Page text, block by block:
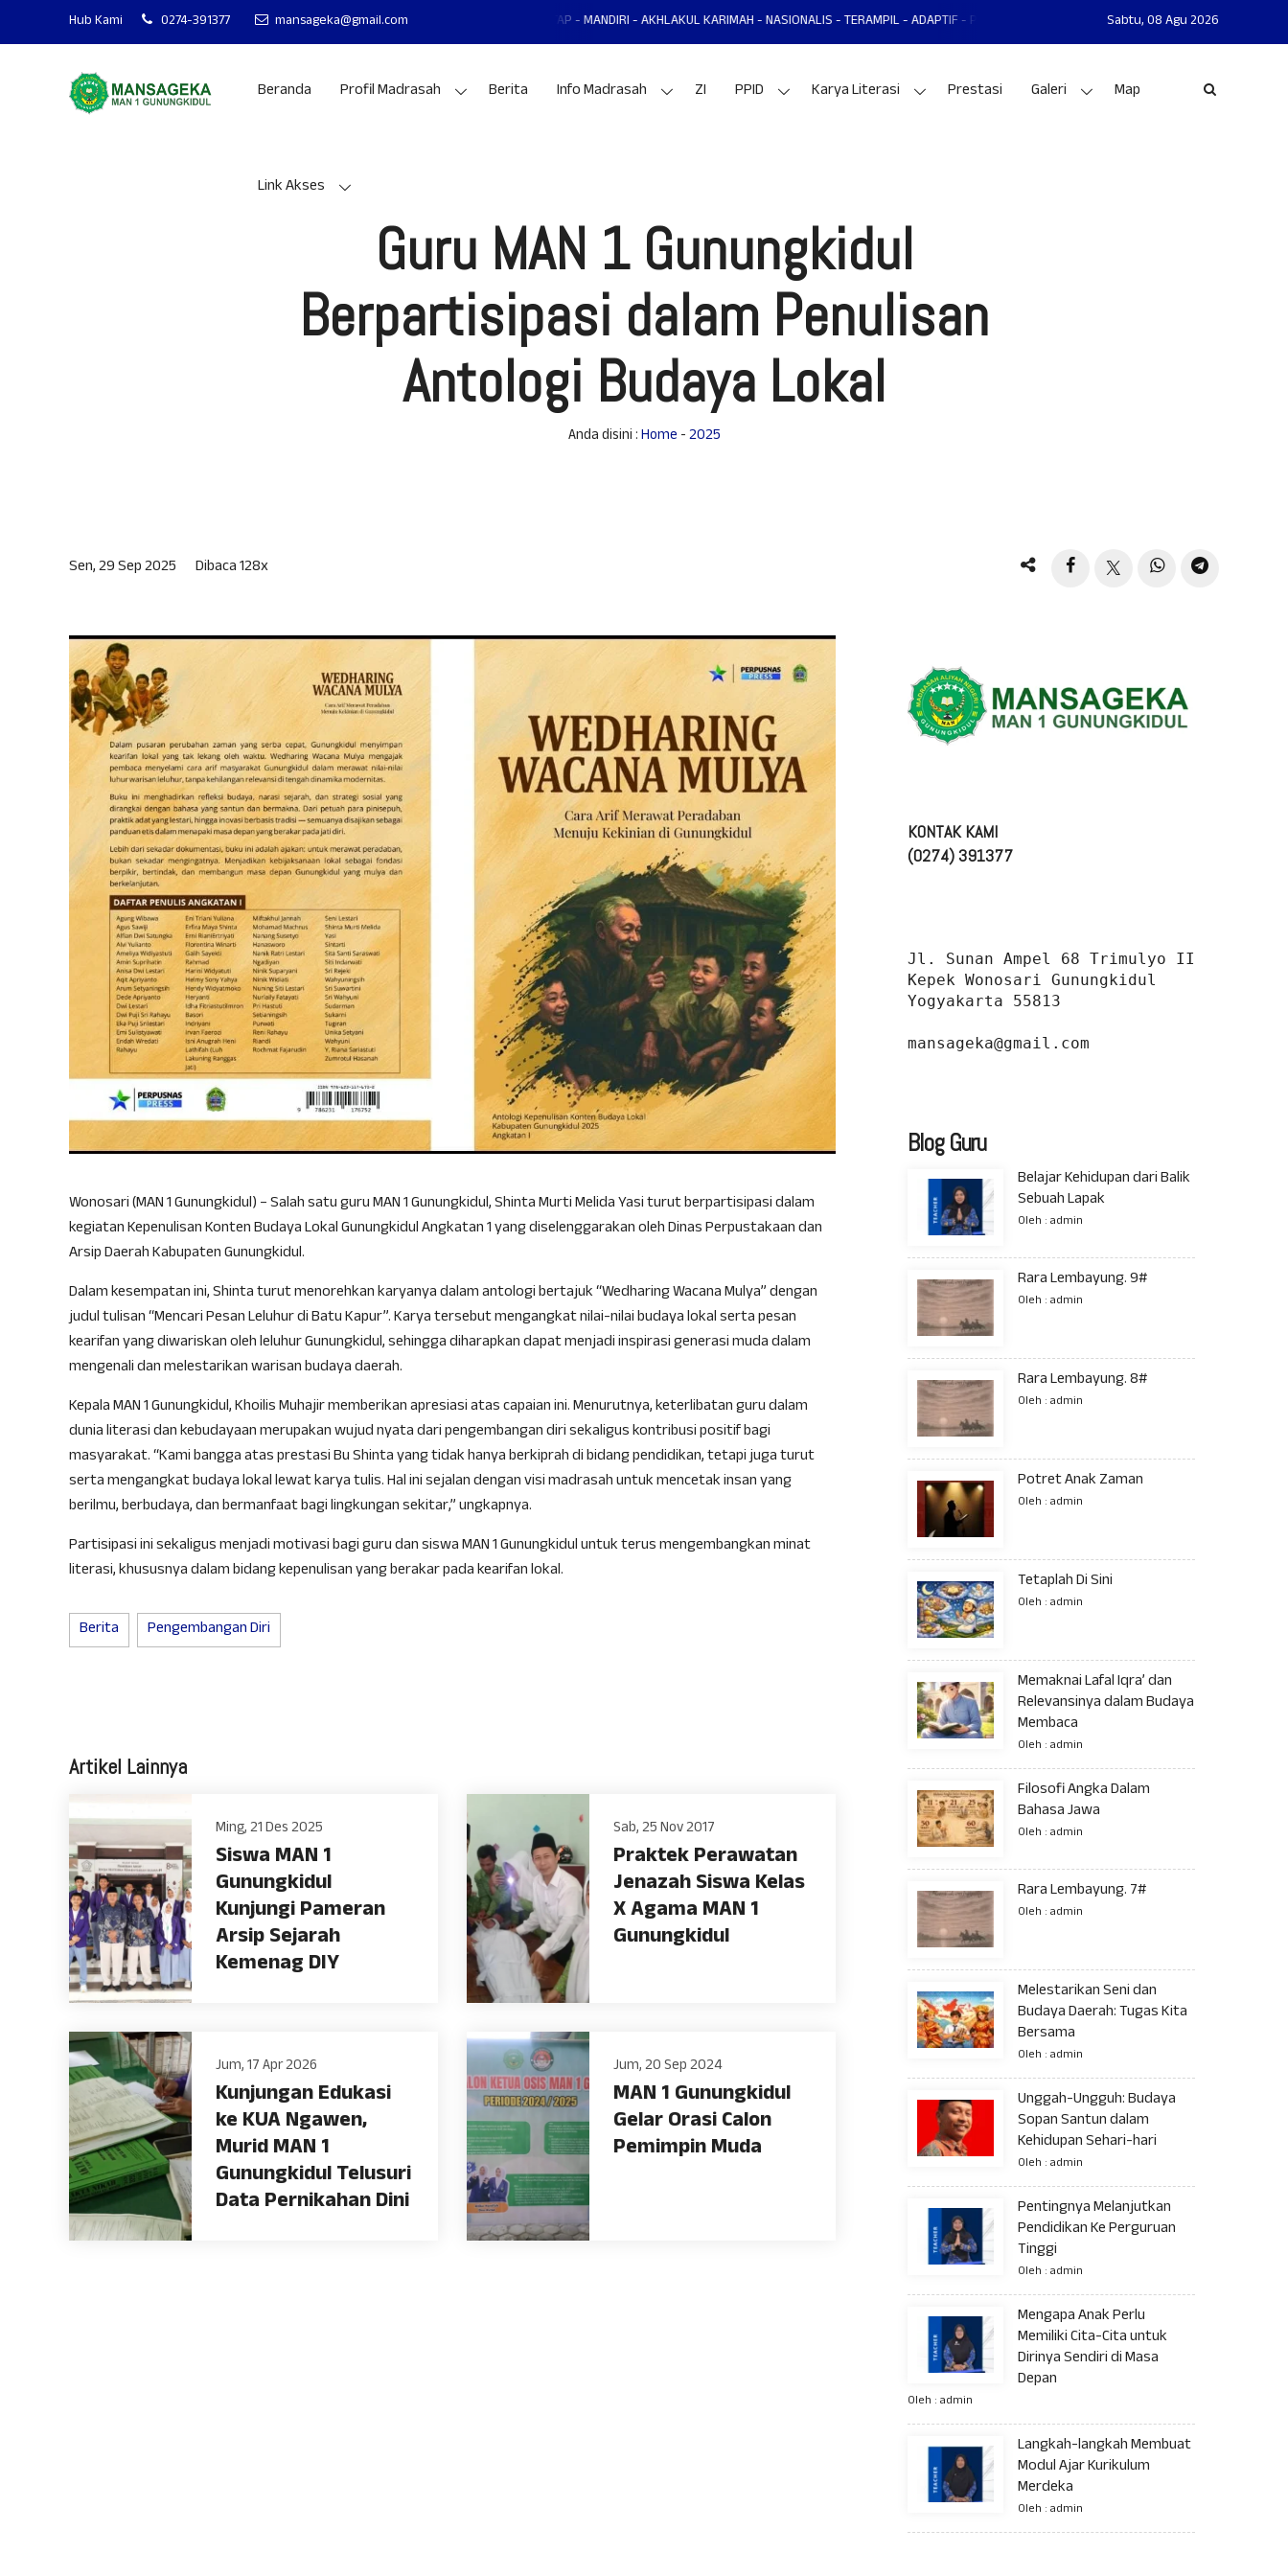
Hub Kami 0274-391377 mansageka@gmail.com
MAN 1 GUNUNGKIDUL MANTAP - MANDIRI - AKHLAKUL KARIMAH - NASIONALIS - TERAMPIL - ADAPTIF - PRESTASI MAN 1 GUNUNGKIDUL MANTAP - MANDIRI -
Sabtu,08 Agu 2026
Beranda Profil Madrasah Berita Info Madrasah ZI PPID Karya Literasi Prestasi Galeri Map
Link Akses
Guru MAN 1 Gunungkidul
Berpartisipasi dalam Penulisan
Antologi Budaya Lokal
Anda disini :Home -2025
Sen, 29 Sep 2025 Dibaca 128x
Wonosari (MAN 1 Gunungkidul) – Salah satu guru MAN 1 Gunungkidul, Shinta Murti Melida Yasi turut berpartisipasi dalam
kegiatan Kepenulisan Konten Budaya Lokal Gunungkidul Angkatan 1 yang diselenggarakan oleh Dinas Perpustakaan dan
Arsip Daerah Kabupaten Gunungkidul.
Dalam kesempatan ini, Shinta turut menorehkan karyanya dalam antologi bertajuk “Wedharing Wacana Mulya” dengan
judul tulisan “Mencari Pesan Leluhur di Batu Kapur”. Karya tersebut mengangkat nilai-nilai budaya lokal serta pesan
kearifan yang diwariskan oleh leluhur Gunungkidul, sehingga diharapkan dapat menjadi inspirasi generasi muda dalam
mengenali dan melestarikan warisan budaya daerah.
Kepala MAN 1 Gunungkidul, Khoilis Muhajir memberikan apresiasi atas capaian ini. Menurutnya, keterlibatan guru dalam
dunia literasi dan kebudayaan merupakan wujud nyata dari pengembangan diri sekaligus kontribusi positif bagi
masyarakat. “Kami bangga atas prestasi Bu Shinta yang tidak hanya berkiprah di bidang pendidikan, tetapi juga turut
serta mengangkat budaya lokal lewat karya tulis. Hal ini sejalan dengan visi madrasah untuk mencetak insan yang
berilmu, berbudaya, dan bermanfaat bagi lingkungan sekitar,” ungkapnya.
Partisipasi ini sekaligus menjadi motivasi bagi guru dan siswa MAN 1 Gunungkidul untuk terus mengembangkan minat
literasi, khususnya dalam bidang kepenulisan yang berakar pada kearifan lokal.
Berita Pengembangan Diri
Artikel Lainnya
Ming, 21 Des 2025
Siswa MAN 1
Gunungkidul
Kunjungi Pameran
Arsip Sejarah
Kemenag DIY
Sab, 25 Nov 2017
Praktek Perawatan
Jenazah Siswa Kelas
X Agama MAN 1
Gunungkidul
Jum, 17 Apr 2026
Kunjungan Edukasi
ke KUA Ngawen,
Murid MAN 1
Gunungkidul Telusuri
Data Pernikahan Dini
Jum, 20 Sep 2024
MAN 1 Gunungkidul
Gelar Orasi Calon
Pemimpin Muda
KONTAK KAMI
(0274) 391377
Jl. Sunan Ampel 68 Trimulyo II
Kepek Wonosari Gunungkidul
Yogyakarta 55813
mansageka@gmail.com
Blog Guru
Belajar Kehidupan dari Balik
Sebuah Lapak
Oleh : admin
Rara Lembayung. 9#
Oleh : admin
Rara Lembayung. 8#
Oleh : admin
Potret Anak Zaman
Oleh : admin
Tetaplah Di Sini
Oleh : admin
Memaknai Lafal Iqra’ dan
Relevansinya dalam Budaya
Membaca
Oleh : admin
Filosofi Angka Dalam
Bahasa Jawa
Oleh : admin
Rara Lembayung. 7#
Oleh : admin
Melestarikan Seni dan
Budaya Daerah: Tugas Kita
Bersama
Oleh : admin
Unggah-Ungguh: Budaya
Sopan Santun dalam
Kehidupan Sehari-hari
Oleh : admin
Pentingnya Melanjutkan
Pendidikan Ke Perguruan
Tinggi
Oleh : admin
Mengapa Anak Perlu
Memiliki Cita-Cita untuk
Dirinya Sendiri di Masa
Depan
Oleh : admin
Langkah-langkah Membuat
Modul Ajar Kurikulum
Merdeka
Oleh : admin